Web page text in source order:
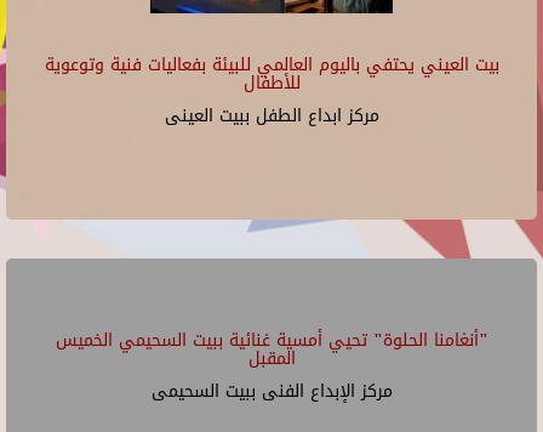
بيت العيني يحتفي باليوم العالمي للبيئة بفعاليات فنية وتوعوية
للأطفال
مركز ابداع الطفل ببيت العينى
"أنغامنا الحلوة" تحيي أمسية غنائية ببيت السحيمي الخميس
المقبل
مركز الإبداع الفنى ببيت السحيمى